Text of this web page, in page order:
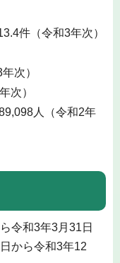
件（令和3年次）
次）
次）
人（令和2年
令和3年3月31日
から令和3年12